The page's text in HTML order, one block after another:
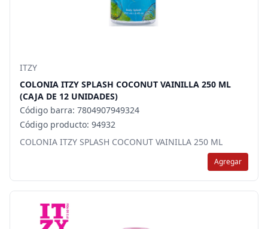
ITZY
COLONIA ITZY SPLASH COCONUT VAINILLA 250 ML
(CAJA DE 12 UNIDADES)
Código barra: 7804907949324
Código producto: 94932
COLONIA ITZY SPLASH COCONUT VAINILLA 250 ML
Agregar